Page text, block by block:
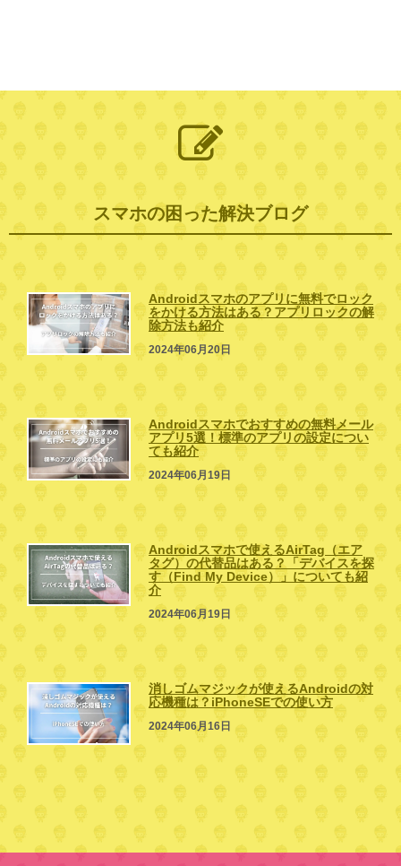
スマホの困った解決ブログ
Androidスマホのアプリに無料でロック
をかける方法はある？アプリロックの解
除方法も紹介
2024年06月20日
Androidスマホでおすすめの無料メール
アプリ5選！標準のアプリの設定につい
ても紹介
2024年06月19日
Androidスマホで使えるAirTag（エア
タグ）の代替品はある？「デバイスを探
す（Find My Device）」についても紹
介
2024年06月19日
消しゴムマジックが使えるAndroidの対
応機種は？iPhoneSEでの使い方
2024年06月16日